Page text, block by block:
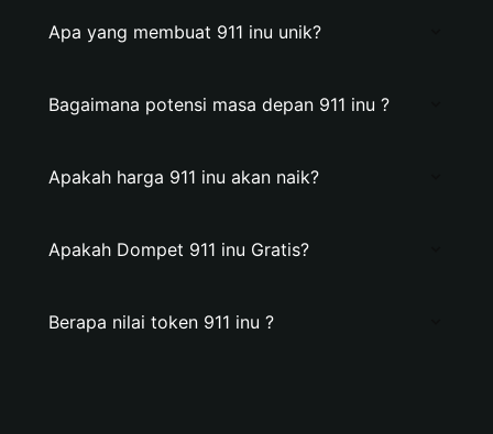
Apa yang membuat 911 inu unik?
Bagaimana potensi masa depan 911 inu ?
Apakah harga 911 inu akan naik?
Apakah Dompet 911 inu Gratis?
Berapa nilai token 911 inu ?